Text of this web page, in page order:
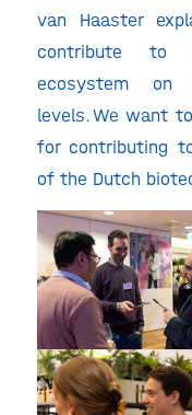
van Haaster
contribute to
ecosystem on
levels. We want
for contributing
of the Dutch